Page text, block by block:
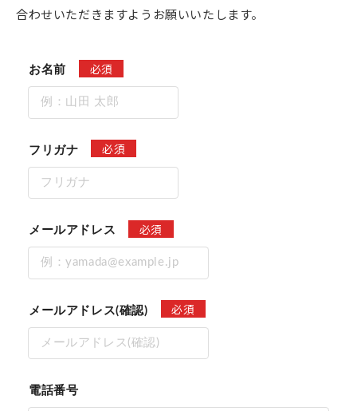
合わせいただきますようお願いいたします。
お名前 必須
フリガナ 必須
メールアドレス 必須
メールアドレス(確認) 必須
電話番号